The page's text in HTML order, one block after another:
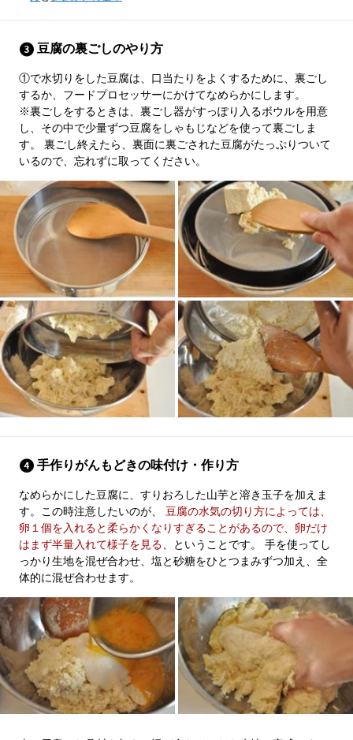
豆腐の裏ごしのやり方
①で水切りをした豆腐は、口当たりをよくするために、裏ごし
するか、フードプロセッサーにかけてなめらかにします。
※裏ごしをするときは、裏ごし器がすっぽり入るボウルを用意
し、その中で少量ずつ豆腐をしゃもじなどを使って裏ごしま
す。 裏ごし終えたら、裏面に裏ごされた豆腐がたっぷりついて
いるので、忘れずに取ってください。
手作りがんもどきの味付け・作り方
なめらかにした豆腐に、すりおろした山芋と溶き玉子を加えま
す。この時注意したいのが、 豆腐の水気の切り方によっては、
卵１個を入れると柔らかくなりすぎることがあるので、卵だけ
はまず半量入れて様子を見る 、ということです。 手を使ってし
っかり生地を混ぜ合わせ、塩と砂糖をひとつまみずつ加え、全
体的に混ぜ合わせます。